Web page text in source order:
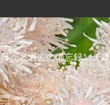
日々と過去の備忘録 チ